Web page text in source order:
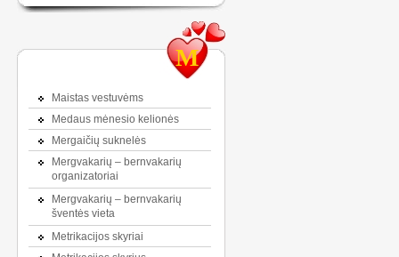
M
Maistas vestuvėms
Medaus mėnesio kelionės
Mergaičių suknelės
Mergvakarių – bernvakarių
organizatoriai
Mergvakarių – bernvakarių
šventės vieta
Metrikacijos skyriai